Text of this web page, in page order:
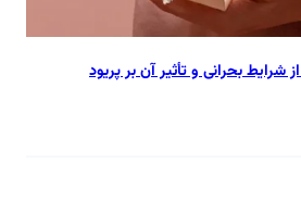
بحرانی و تأثیر آن بر پریود